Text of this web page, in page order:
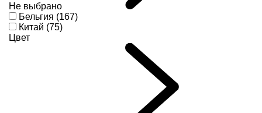
Не выбрано
Бельгия (167)
Китай (75)
Цвет